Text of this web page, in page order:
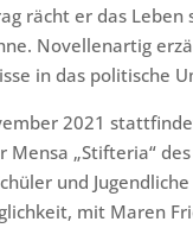
rächt er das Leben
Novellenartig
in das politische
2021
„Stifteria“
und
mit Maren